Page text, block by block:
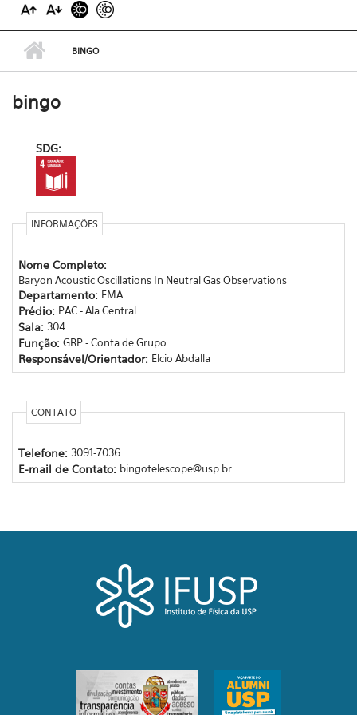
BINGO
bingo
SDG:
INFORMAÇÕES
Nome Completo:
Baryon Acoustic Oscillations In Neutral Gas Observations
Departamento: FMA
Prédio: PAC - Ala Central
Sala: 304
Função: GRP - Conta de Grupo
Responsável/Orientador: Elcio Abdalla
CONTATO
Telefone: 3091-7036
E-mail de Contato: bingotelescope@usp.br